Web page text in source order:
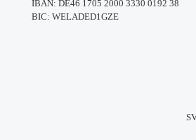
IBAN: DE46 1705 2000 3330 0192 38
BIC: WELADED1GZE